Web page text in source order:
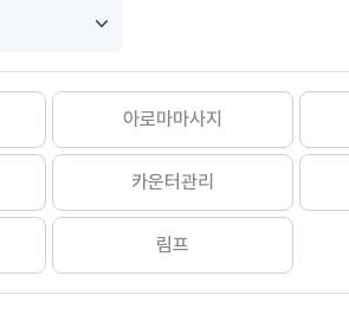
아로마마사지
카운터관리
림프